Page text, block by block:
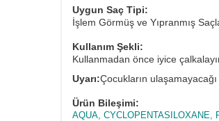
Uygun Saç Tipi:
İşlem Görmüş ve Yıpranmış
Kullanım Şekli:
Kullanmadan önce iyice
Uyarı:Çocukların
Ürün Bileşimi:
AQUA, CYCLOPENTASILOXANE,